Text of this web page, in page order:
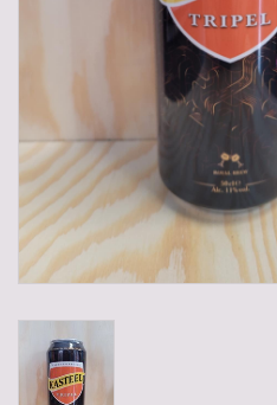
Lege kratten
Manden/Kratten
Mixdozen
Streekproducten
Sweets